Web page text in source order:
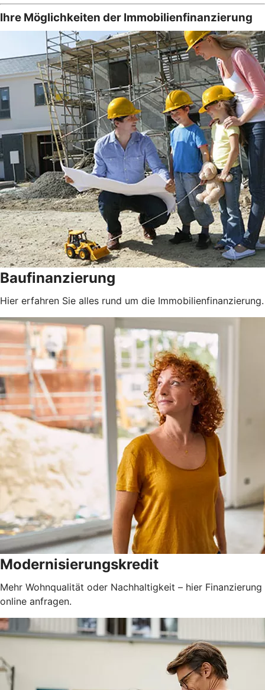
Ihre Möglichkeiten der Immobilienfinanzierung
Baufinanzierung
Hier erfahren Sie alles rund um die Immobilienfinanzierung.
Modernisierungskredit
Mehr Wohnqualität oder Nachhaltigkeit – hier Finanzierung
online anfragen.